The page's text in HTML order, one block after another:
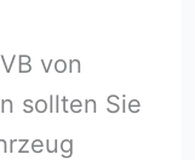
von
sollten Sie